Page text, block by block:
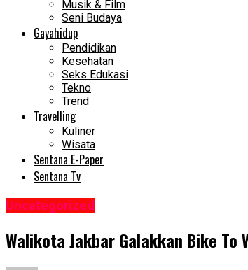
Musik & Film
Seni Budaya
Gayahidup
Pendidikan
Kesehatan
Seks Edukasi
Tekno
Trend
Travelling
Kuliner
Wisata
Sentana E-Paper
Sentana Tv
Uncategorized
Walikota Jakbar Galakkan Bike To